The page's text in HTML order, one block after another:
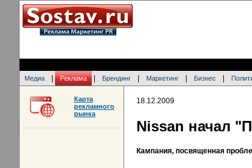
Медиа Реклама Брендинг Маркетинг Бизнес
18.12.2009
Nissan начал
Кампания, посвященная
Карта
рекламного
рынка